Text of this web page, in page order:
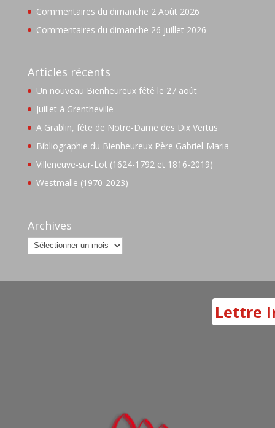
Commentaires du dimanche 2 Août 2026
Commentaires du dimanche 26 juillet 2026
Articles récents
Un nouveau Bienheureux fêté le 27 août
Juillet à Grentheville
A Grablin, fête de Notre-Dame des Dix Vertus
Bibliographie du Bienheureux Père Gabriel-Maria
Villeneuve-sur-Lot (1624-1792 et 1816-2019)
Westmalle (1970-2023)
Archives
Archives
Lettre